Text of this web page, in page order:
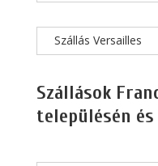
Szállás Versailles
Szállások
településén